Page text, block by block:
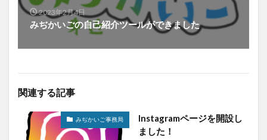
2023年2月4日
みぢかいごの自己紹介ツールができました
関連する記事
みぢかいご事務局
Instagramページを開設し
ました！